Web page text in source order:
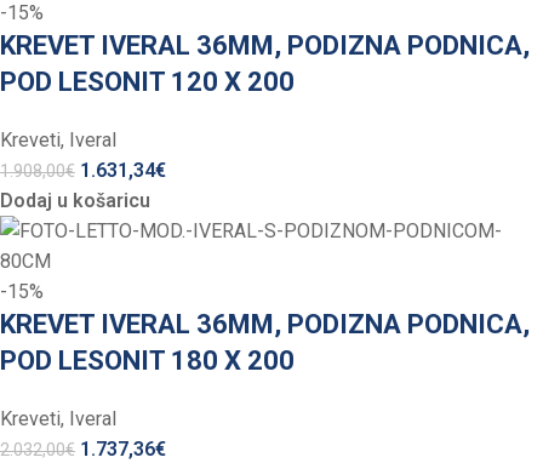
-15%
KREVET IVERAL 36MM, PODIZNA PODNICA,
POD LESONIT 120 X 200
Kreveti, Iveral
1.908,00€ 1.631,34€
Dodaj u košaricu
-15%
KREVET IVERAL 36MM, PODIZNA PODNICA,
POD LESONIT 180 X 200
Kreveti, Iveral
2.032,00€ 1.737,36€